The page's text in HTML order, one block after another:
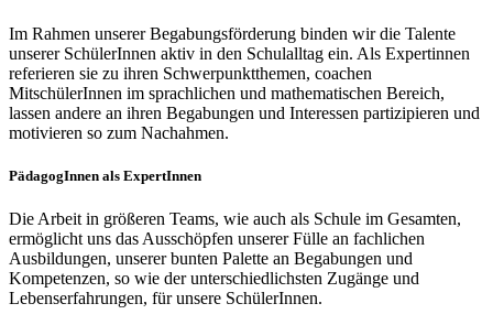
Im Rahmen unserer Begabungsförderung binden wir die Talente
unserer SchülerInnen aktiv in den Schulalltag ein. Als Expertinnen
referieren sie zu ihren Schwerpunktthemen, coachen
MitschülerInnen im sprachlichen und mathematischen Bereich,
lassen andere an ihren Begabungen und Interessen partizipieren und
motivieren so zum Nachahmen.
PädagogInnen als ExpertInnen
Die Arbeit in größeren Teams, wie auch als Schule im Gesamten,
ermöglicht uns das Ausschöpfen unserer Fülle an fachlichen
Ausbildungen, unserer bunten Palette an Begabungen und
Kompetenzen, so wie der unterschiedlichsten Zugänge und
Lebenserfahrungen, für unsere SchülerInnen.